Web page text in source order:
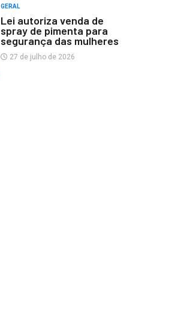
GERAL
Lei autoriza venda de
spray de pimenta para
segurança das mulheres
27 de julho de 2026